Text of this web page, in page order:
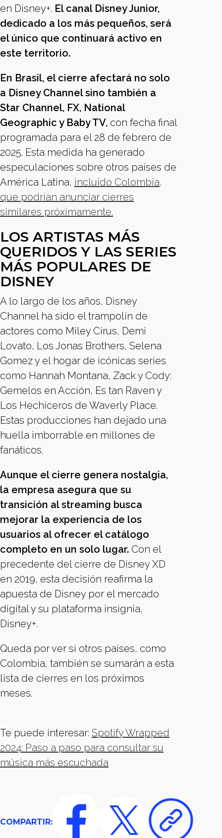
en Disney+. El canal Disney Junior,
dedicado a los más pequeños, será
el único que continuará activo en
este territorio.
En Brasil, el cierre afectará no solo
a Disney Channel sino también a
Star Channel, FX, National
Geographic y Baby TV, con fecha final
programada para el 28 de febrero de
2025. Esta medida ha generado
especulaciones sobre otros países de
América Latina, incluido Colombia,
que podrían anunciar cierres
similares próximamente.
LOS ARTISTAS MÁS
QUERIDOS Y LAS SERIES
MÁS POPULARES DE
DISNEY
A lo largo de los años, Disney
Channel ha sido el trampolín de
actores como Miley Cirus, Demi
Lovato, Los Jonas Brothers, Selena
Gomez y el hogar de icónicas series
como Hannah Montana, Zack y Cody:
Gemelos en Acción, Es tan Raven y
Los Hechiceros de Waverly Place.
Estas producciones han dejado una
huella imborrable en millones de
fanáticos.
Aunque el cierre genera nostalgia,
la empresa asegura que su
transición al streaming busca
mejorar la experiencia de los
usuarios al ofrecer el catálogo
completo en un solo lugar. Con el
precedente del cierre de Disney XD
en 2019, esta decisión reafirma la
apuesta de Disney por el mercado
digital y su plataforma insignia,
Disney+.
Queda por ver si otros países, como
Colombia, también se sumarán a esta
lista de cierres en los próximos
meses.
Te puede interesar: Spotify Wrapped
2024: Paso a paso para consultar su
música más escuchada
COMPARTIR: